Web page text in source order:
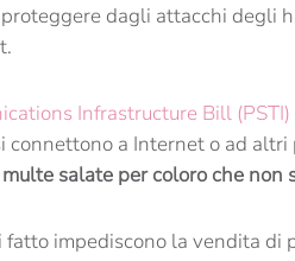
dagli attacchi degli
Infrastructure Bill (PSTI)
a Internet o ad
multe salate per coloro che non
impediscono la vendita